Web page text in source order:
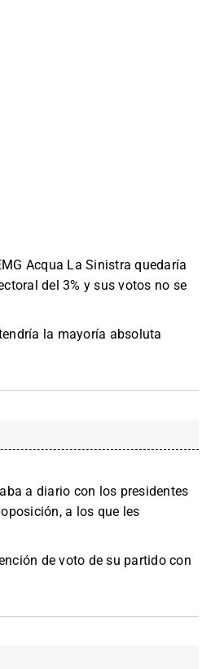
Acqua La Sinistra quedaría
del 3% y sus votos no se
la mayoría absoluta
a diario con los presidentes
a los que les
de voto de su partido con